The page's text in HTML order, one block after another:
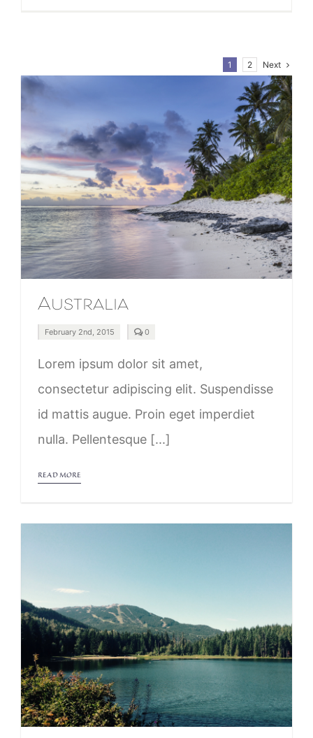
1 2 Next
Australia
February 2nd, 2015 0comments
Lorem ipsum dolor sit amet,
consectetur adipiscing elit. Suspendisse
id mattis augue. Proin eget imperdiet
nulla. Pellentesque [...]
READ MORE